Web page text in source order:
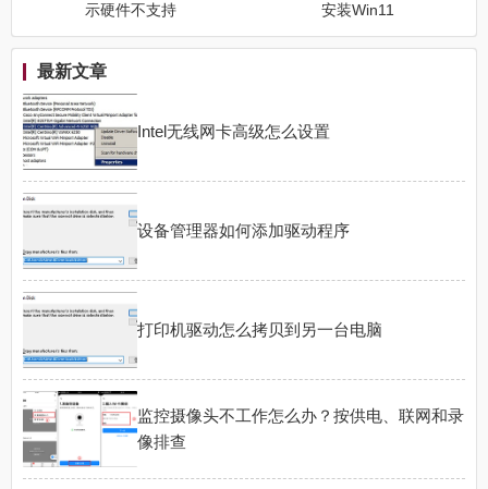
示硬件不支持
安装Win11
最新文章
Intel无线网卡高级怎么设置
设备管理器如何添加驱动程序
打印机驱动怎么拷贝到另一台电脑
监控摄像头不工作怎么办？按供电、联网和录
像排查